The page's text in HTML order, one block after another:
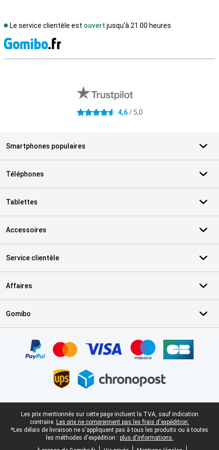
Le service clientèle est ouvert jusqu'à 21.00 heures
4.6 étoiles 4,6/ 5,0
Smartphones populaires
Téléphones
Tablettes
Accessoires
Service clientèle
Affaires
Gomibo
Pied-de-page légal
Les prix mentionnés sur cette page incluent la TVA, sauf indication
contraire. Les prix ne comprennent pas les frais d'expédition.
*Les délais de livraison ne s'appliquent pas à tous les produits ou à toutes
les méthodes d'expédition : plus d'informations.